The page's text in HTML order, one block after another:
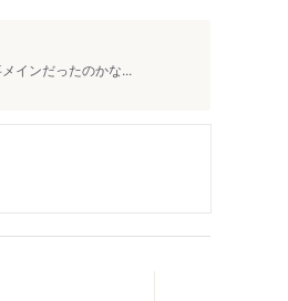
インだったのかな...